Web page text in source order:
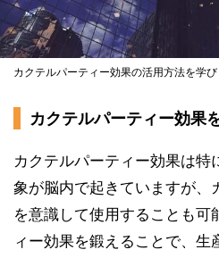
カクテルパーティー効果の活用方法を学び
カクテルパーティー効果
カクテルパーティー効果は特
象が脳内で起きていますが、
を意識して使用することも可
ィー効果を鍛えることで、生